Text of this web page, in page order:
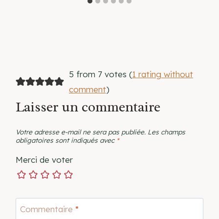
5 from 7 votes (1 rating without
comment)
Laisser un commentaire
Votre adresse e-mail ne sera pas publiée. Les champs
obligatoires sont indiqués avec *
Merci de voter
Commentaire *